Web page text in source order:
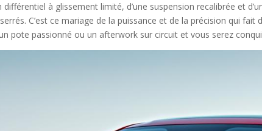
à glissement limité, d’une suspension recalibrée et
C’est ce mariage de la puissance et de la précision qui fait
pote passionné ou un afterwork sur circuit et vous serez